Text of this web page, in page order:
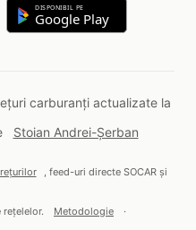
DISPONIBIL PE
Google Play
carburanți actualizate la
Stoian Andrei-Șerban
, feed-uri directe SOCAR și
rețelelor. Metodologie ·